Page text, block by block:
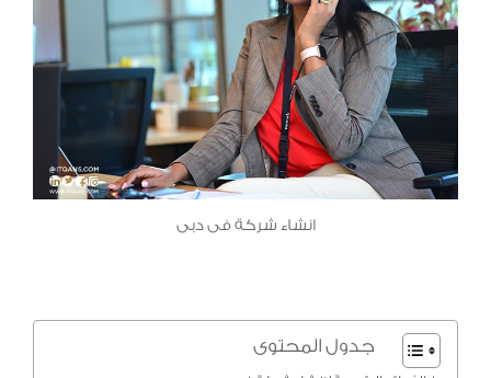
انشاء شركة فى دبى
جدول المحتوى